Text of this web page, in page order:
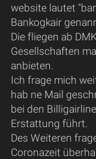
website lautet
Bankogkair
Die fliegen ab
Gesellschaften
anbieten.
Ich frage mich
hab ne Mail
bei den
Erstattung führt.
Des Weiteren
Coronazeit